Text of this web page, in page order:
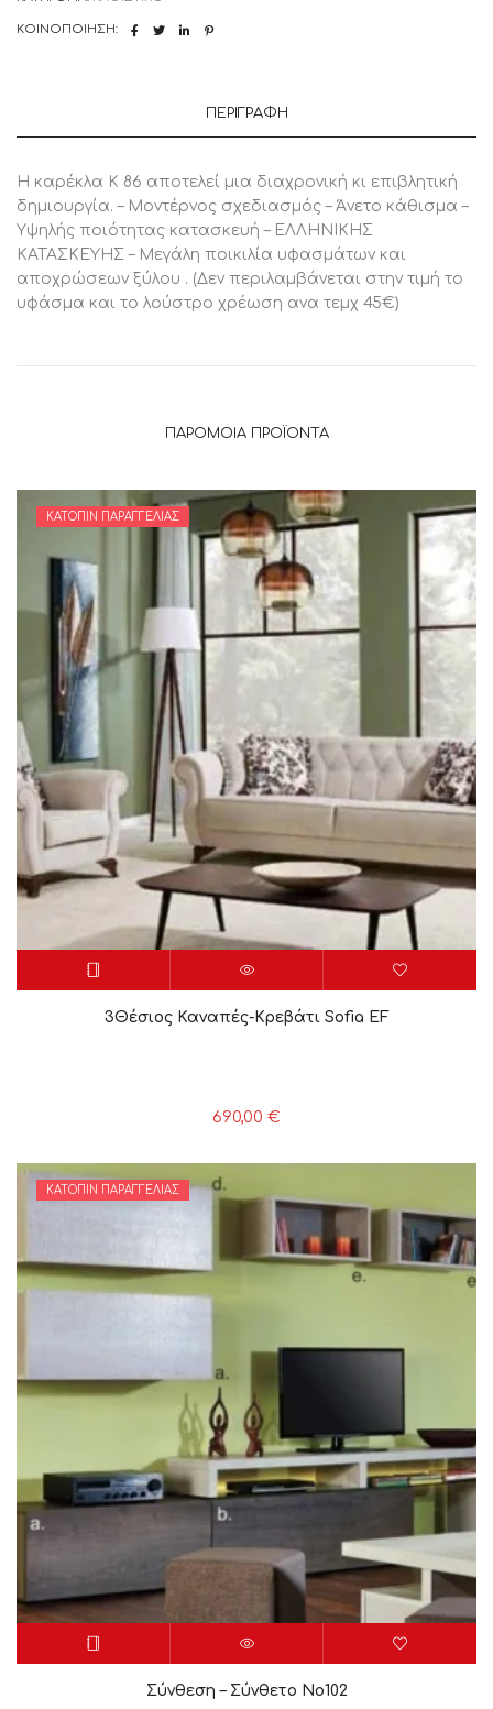
ΚΟΙΝΟΠΟΊΗΣΗ:
ΠΕΡΙΓΡΑΦΉ
Η καρέκλα Κ 86 αποτελεί μια διαχρονική κι επιβλητική
δημιουργία. – Μοντέρνος σχεδιασμός – Άνετο κάθισμα –
Υψηλής ποιότητας κατασκευή – ΕΛΛΗΝΙΚΗΣ
ΚΑΤΑΣΚΕΥΗΣ – Μεγάλη ποικιλία υφασμάτων και
αποχρώσεων ξύλου . (Δεν περιλαμβάνεται στην τιμή το
υφάσμα και το λούστρο χρέωση ανα τεμχ 45€)
ΠΑΡΌΜΟΙΑ ΠΡΟΪΌΝΤΑ
ΚΑΤΌΠΙΝ ΠΑΡΑΓΓΕΛΊΑΣ
3Θέσιος Καναπές-Κρεβάτι Sofia EF
690,00 €
ΚΑΤΌΠΙΝ ΠΑΡΑΓΓΕΛΊΑΣ
Σύνθεση – Σύνθετο Νο102